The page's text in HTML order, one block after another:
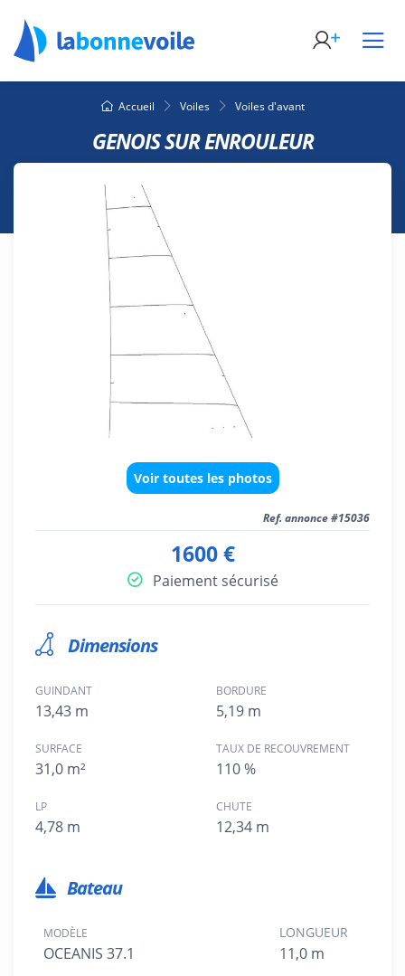
Accueil Voiles Voiles d'avant
GENOIS SUR ENROULEUR
Voir toutes les photos
Ref. annonce #15036
1600 €
Paiement sécurisé
Dimensions
GUINDANT
13,43 m
BORDURE
5,19 m
SURFACE
31,0 m²
TAUX DE RECOUVREMENT
110 %
LP
4,78 m
CHUTE
12,34 m
Bateau
MODÈLE
OCEANIS 37.1
LONGUEUR
11,0 m